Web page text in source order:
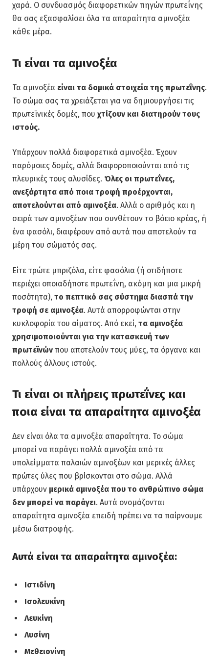
χαρά. Ο συνδυασμός διαφορετικών πηγών πρωτεΐνης
θα σας εξασφαλίσει όλα τα απαραίτητα αμινοξέα
κάθε μέρα.
Τι είναι τα αμινοξέα
Τα αμινοξέα είναι τα δομικά στοιχεία της πρωτεΐνης.
Το σώμα σας τα χρειάζεται για να δημιουργήσει τις
πρωτεϊνικές δομές, που χτίζουν και διατηρούν τους
ιστούς.
Υπάρχουν πολλά διαφορετικά αμινοξέα. Έχουν
παρόμοιες δομές, αλλά διαφοροποιούνται από τις
πλευρικές τους αλυσίδες. Όλες οι πρωτεΐνες,
ανεξάρτητα από ποια τροφή προέρχονται,
αποτελούνται από αμινοξέα. Αλλά ο αριθμός και η
σειρά των αμινοξέων που συνθέτουν το βόειο κρέας, ή
ένα φασόλι, διαφέρουν από αυτά που αποτελούν τα
μέρη του σώματός σας.
Είτε τρώτε μπριζόλα, είτε φασόλια (ή οτιδήποτε
περιέχει οποιαδήποτε πρωτεΐνη, ακόμη και μια μικρή
ποσότητα), το πεπτικό σας σύστημα διασπά την
τροφή σε αμινοξέα. Αυτά απορροφώνται στην
κυκλοφορία του αίματος. Από εκεί, τα αμινοξέα
χρησιμοποιούνται για την κατασκευή των
πρωτεϊνών που αποτελούν τους μύες, τα όργανα και
πολλούς άλλους ιστούς.
Τι είναι οι πλήρεις πρωτεΐνες και
ποια είναι τα απαραίτητα αμινοξέα
Δεν είναι όλα τα αμινοξέα απαραίτητα. Το σώμα
μπορεί να παράγει πολλά αμινοξέα από τα
υπολείμματα παλαιών αμινοξέων και μερικές άλλες
πρώτες ύλες που βρίσκονται στο σώμα. Αλλά
υπάρχουν μερικά αμινοξέα που το ανθρώπινο σώμα
δεν μπορεί να παράγει. Αυτά ονομάζονται
απαραίτητα αμινοξέα επειδή πρέπει να τα παίρνουμε
μέσω διατροφής.
Αυτά είναι τα απαραίτητα αμινοξέα:
Ιστιδίνη
Ισολευκίνη
Λευκίνη
Λυσίνη
Μεθειονίνη